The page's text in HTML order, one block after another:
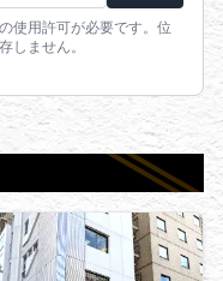
使用許可が必要です。位
しません。